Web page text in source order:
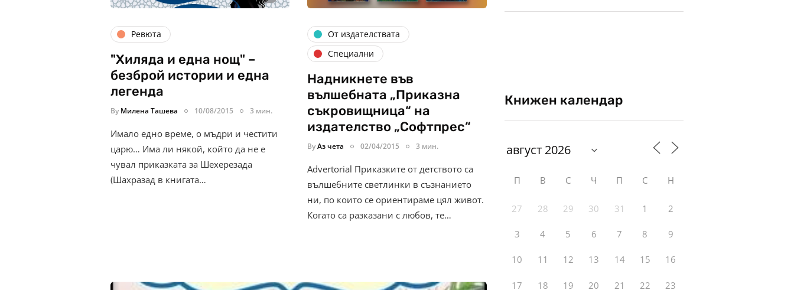
Ревюта
"Хиляда и една нощ" –
безброй истории и една
легенда
By Милена Ташева 10/08/2015 3 мин.
Имало едно време, о мъдри и честити
царю… Има ли някой, който да не е
чувал приказката за Шехерезада
(Шахразад в книгата…
От издателствата
Специални
Надникнете във
вълшебната „Приказна
съкровищница“ на
издателство „Софтпрес“
ByАз чета 02/04/2015 3 мин.
Advertorial Приказките от детството са
вълшебните светлинки в съзнанието
ни, по които се ориентираме цял живот.
Когато са разказани с любов, те…
Книжен календар
П В С Ч П С Н
27 28 29 30 31 1 2
3 4 5 6 7 8 9
10 11 12 13 14 15 16
17 18 19 20 21 22 23